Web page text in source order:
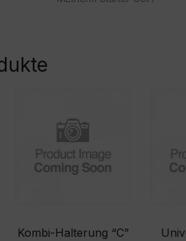
Kombi-Halterung “C”